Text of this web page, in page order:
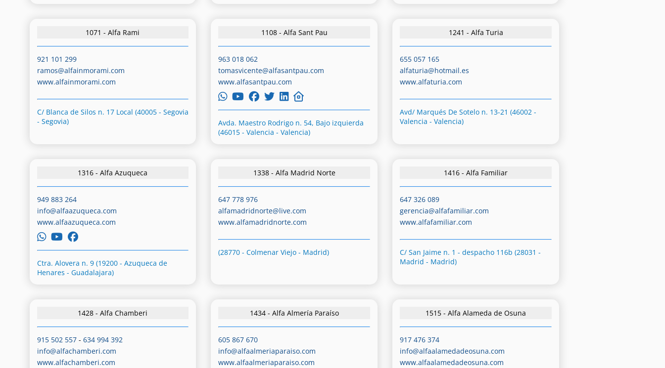
1071 - Alfa Rami
921 101 299
ramos@alfainmorami.com
www.alfainmorami.com
C/ Blanca de Silos n. 17 Local (40005 - Segovia
- Segovia)
1108 - Alfa Sant Pau
963 018 062
tomasvicente@alfasantpau.com
www.alfasantpau.com
Avda. Maestro Rodrigo n. 54, Bajo izquierda
(46015 - Valencia - Valencia)
1241 - Alfa Turia
655 057 165
alfaturia@hotmail.es
www.alfaturia.com
Avd/ Marqués De Sotelo n. 13-21 (46002 -
Valencia - Valencia)
1316 - Alfa Azuqueca
949 883 264
info@alfaazuqueca.com
www.alfaazuqueca.com
Ctra. Alovera n. 9 (19200 - Azuqueca de
Henares - Guadalajara)
1338 - Alfa Madrid Norte
647 778 976
alfamadridnorte@live.com
www.alfamadridnorte.com
(28770 - Colmenar Viejo - Madrid)
1416 - Alfa Familiar
647 326 089
gerencia@alfafamiliar.com
www.alfafamiliar.com
C/ San Jaime n. 1 - despacho 116b (28031 -
Madrid - Madrid)
1428 - Alfa Chamberi
915 502 557- 634 994 392
info@alfachamberi.com
www.alfachamberi.com
1434 - Alfa Almería Paraíso
605 867 670
info@alfaalmeriaparaiso.com
www.alfaalmeriaparaiso.com
1515 - Alfa Alameda de Osuna
917 476 374
info@alfaalamedadeosuna.com
www.alfaalamedadeosuna.com